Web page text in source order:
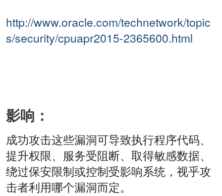
http://www.oracle.com/technetwork/topic
s/security/cpuapr2015-2365600.html
影响：
成功攻击这些漏洞可导致执行程序代码、
提升权限、服务受阻断、取得敏感数据、
绕过保安限制或控制受影响系统，视乎攻
击者利用哪个漏洞而定。